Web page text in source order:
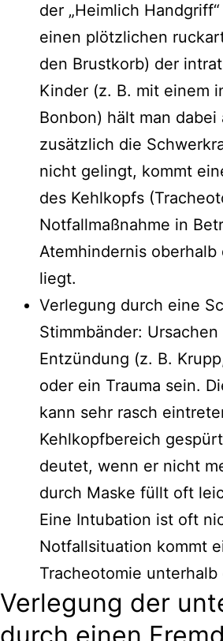
der „Heimlich
einen plötzlichen
den Brustkorb) der
Kinder (z. B. mit einem
Bonbon) hält man
zusätzlich die
nicht gelingt, kommt
des Kehlkopfs
Notfallmaßnahme in
Atemhindernis
liegt.
Verlegung durch eine
Stimmbänder:
Entzündung (z. B.
oder ein Trauma sein.
kann sehr rasch
Kehlkopfbereich
deutet, wenn er nicht
durch Maske füllt oft
Eine Intubation ist oft
Notfallsituation kommt
Tracheotomie
Verlegung der